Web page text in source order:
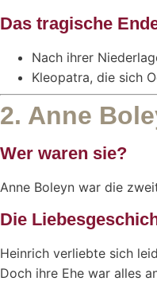
Das tragische
Nach ihrer
Kleopatra, die sich
2. Anne
Wer waren sie?
Anne Boleyn war die
Die
Heinrich verliebte sich
Doch ihre Ehe war alles